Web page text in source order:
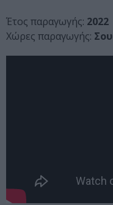
Έτος παραγωγής: 2022
Χώρες παραγωγής: